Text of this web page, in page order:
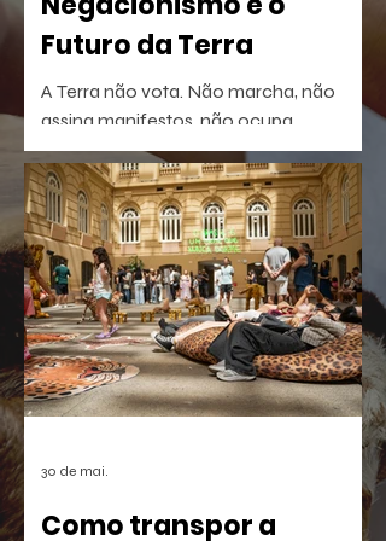
Futuro da Terra
A Terra não vota. Não marcha, não
assina manifestos, não ocupa
palanques. Talvez por isso seja tão fácil
esquecê-la.
Como transpor a
30 de mai.